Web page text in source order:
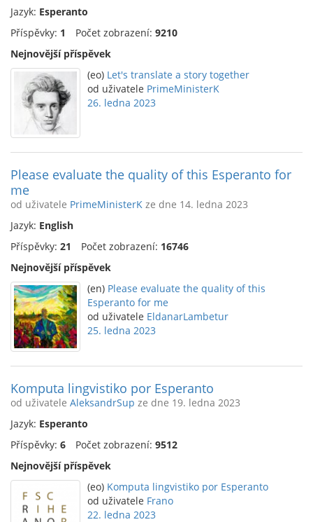
Jazyk: Esperanto
Příspěvky: 1 Počet zobrazení: 9210
Nejnovější příspěvek
(eo) Let's translate a story together
od uživatele PrimeMinisterK
26. ledna 2023
Please evaluate the quality of this Esperanto for
me
od uživatele PrimeMinisterK ze dne 14. ledna 2023
Jazyk: English
Příspěvky: 21 Počet zobrazení: 16746
Nejnovější příspěvek
(en) Please evaluate the quality of this
Esperanto for me
od uživatele EldanarLambetur
25. ledna 2023
Komputa lingvistiko por Esperanto
od uživatele AleksandrSup ze dne 19. ledna 2023
Jazyk: Esperanto
Příspěvky: 6 Počet zobrazení: 9512
Nejnovější příspěvek
(eo) Komputa lingvistiko por Esperanto
od uživatele Frano
22. ledna 2023